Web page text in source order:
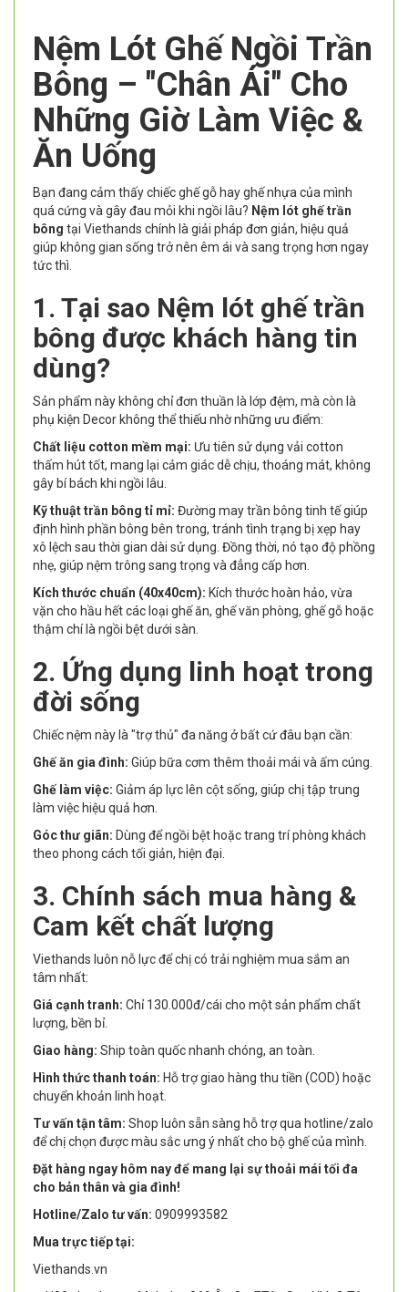
Nệm Lót Ghế Ngồi Trần
Bông – "Chân Ái" Cho
Những Giờ Làm Việc &
Ăn Uống
Bạn đang cảm thấy chiếc ghế gỗ hay ghế nhựa của mình
quá cứng và gây đau mỏi khi ngồi lâu? Nệm lót ghế trần
bông tại Viethands chính là giải pháp đơn giản, hiệu quả
giúp không gian sống trở nên êm ái và sang trọng hơn ngay
tức thì.
1. Tại sao Nệm lót ghế trần
bông được khách hàng tin
dùng?
Sản phẩm này không chỉ đơn thuần là lớp đệm, mà còn là
phụ kiện Decor không thể thiếu nhờ những ưu điểm:
Chất liệu cotton mềm mại: Ưu tiên sử dụng vải cotton
thấm hút tốt, mang lại cảm giác dễ chịu, thoáng mát, không
gây bí bách khi ngồi lâu.
Kỹ thuật trần bông tỉ mỉ: Đường may trần bông tinh tế giúp
định hình phần bông bên trong, tránh tình trạng bị xẹp hay
xô lệch sau thời gian dài sử dụng. Đồng thời, nó tạo độ phồng
nhẹ, giúp nệm trông sang trọng và đẳng cấp hơn.
Kích thước chuẩn (40x40cm): Kích thước hoàn hảo, vừa
vặn cho hầu hết các loại ghế ăn, ghế văn phòng, ghế gỗ hoặc
thậm chí là ngồi bệt dưới sàn.
2. Ứng dụng linh hoạt trong
đời sống
Chiếc nệm này là "trợ thủ" đa năng ở bất cứ đâu bạn cần:
Ghế ăn gia đình: Giúp bữa cơm thêm thoải mái và ấm cúng.
Ghế làm việc: Giảm áp lực lên cột sống, giúp chị tập trung
làm việc hiệu quả hơn.
Góc thư giãn: Dùng để ngồi bệt hoặc trang trí phòng khách
theo phong cách tối giản, hiện đại.
3. Chính sách mua hàng &
Cam kết chất lượng
Viethands luôn nỗ lực để chị có trải nghiệm mua sắm an
tâm nhất:
Giá cạnh tranh: Chỉ 130.000đ/cái cho một sản phẩm chất
lượng, bền bỉ.
Giao hàng: Ship toàn quốc nhanh chóng, an toàn.
Hình thức thanh toán: Hỗ trợ giao hàng thu tiền (COD) hoặc
chuyển khoản linh hoạt.
Tư vấn tận tâm: Shop luôn sẵn sàng hỗ trợ qua hotline/zalo
để chị chọn được màu sắc ưng ý nhất cho bộ ghế của mình.
Đặt hàng ngay hôm nay để mang lại sự thoải mái tối đa
cho bản thân và gia đình!
Hotline/Zalo tư vấn: 0909993582
Mua trực tiếp tại:
Viethands.vn